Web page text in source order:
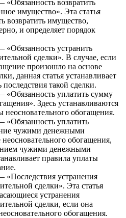
«Обязанность возвратить
имущество». Эта статья
возвратить имущество,
и определяет порядок
«Обязанность устранить
сделки». В случае, если
произошло на основе
данная статья устанавливает
последствия такой сделки.
«Обязанность уплатить сумму
Здесь устанавливаются
обогащения.
«Обязанность уплатить
чужими денежными
обогащения,
чужими денежными
правила уплаты
«Последствия устранения
сделки». Эта статья
устранения
сделки, если она
обогащения.